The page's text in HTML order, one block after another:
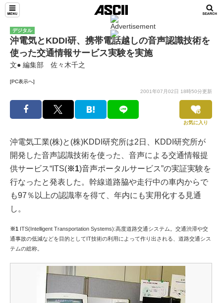
デジタル
沖電気とKDDI研、携帯電話越しの音声認識技術を
使った交通情報サービス実験を実施
文● 編集部 佐々木千之
[PC表示へ]
2001年07月02日 18時50分更新
お気に入り
沖電気工業(株)と(株)KDDI研究所は2日、KDDI研究所が
開発した音声認識技術を使った、音声による交通情報提
供サービス“ITS(※1)音声ポータルサービス”の実証実験を
行なったと発表した。幹線道路脇や走行中の車内からで
も97％以上の認識率を得て、年内にも実用化する見通
し。
※1 ITS(Intelligent Transportation Systems):高度道路交通システム。交通渋滞や交
通事故の低減などを目的としてIT技術の利用によって作り出される、道路交通シス
テムの総称。